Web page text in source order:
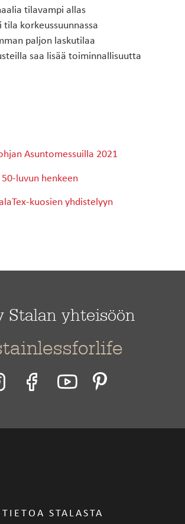
tilavampi allas
tila korkeussuunnassa
paljon laskutilaa
saa lisää toiminnallisuutta
Asuntomessuilla 2021
luvun henkeen
kuosien yhdistelyyn
Stalan yhteisöön
TIETOA STALASTA